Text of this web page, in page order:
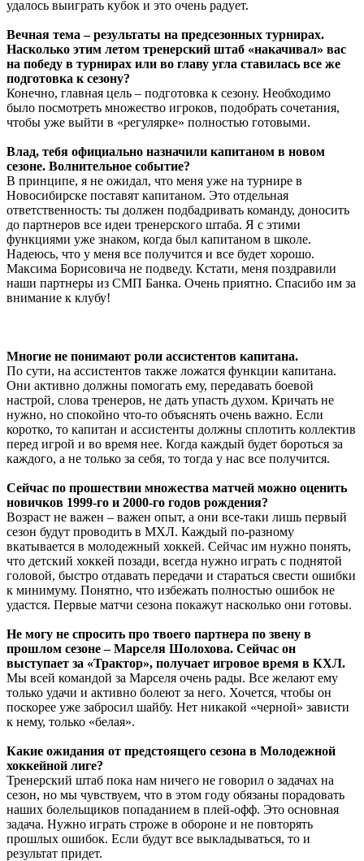
удалось выиграть кубок и это очень радует.
Вечная тема – результаты на предсезонных турнирах.
Насколько этим летом тренерский штаб «накачивал» вас
на победу в турнирах или во главу угла ставилась все же
подготовка к сезону?
Конечно, главная цель – подготовка к сезону. Необходимо
было посмотреть множество игроков, подобрать сочетания,
чтобы уже выйти в «регулярке» полностью готовыми.
Влад, тебя официально назначили капитаном в новом
сезоне. Волнительное событие?
В принципе, я не ожидал, что меня уже на турнире в
Новосибирске поставят капитаном. Это отдельная
ответственность: ты должен подбадривать команду, доносить
до партнеров все идеи тренерского штаба. Я с этими
функциями уже знаком, когда был капитаном в школе.
Надеюсь, что у меня все получится и все будет хорошо.
Максима Борисовича не подведу. Кстати, меня поздравили
наши партнеры из СМП Банка. Очень приятно. Спасибо им за
внимание к клубу!
Многие не понимают роли ассистентов капитана.
По сути, на ассистентов также ложатся функции капитана.
Они активно должны помогать ему, передавать боевой
настрой, слова тренеров, не дать упасть духом. Кричать не
нужно, но спокойно что-то объяснять очень важно. Если
коротко, то капитан и ассистенты должны сплотить коллектив
перед игрой и во время нее. Когда каждый будет бороться за
каждого, а не только за себя, то тогда у нас все получится.
Сейчас по прошествии множества матчей можно оценить
новичков 1999-го и 2000-го годов рождения?
Возраст не важен – важен опыт, а они все-таки лишь первый
сезон будут проводить в МХЛ. Каждый по-разному
вкатывается в молодежный хоккей. Сейчас им нужно понять,
что детский хоккей позади, всегда нужно играть с поднятой
головой, быстро отдавать передачи и стараться свести ошибки
к минимуму. Понятно, что избежать полностью ошибок не
удастся. Первые матчи сезона покажут насколько они готовы.
Не могу не спросить про твоего партнера по звену в
прошлом сезоне – Марселя Шолохова. Сейчас он
выступает за «Трактор», получает игровое время в КХЛ.
Мы всей командой за Марселя очень рады. Все желают ему
только удачи и активно болеют за него. Хочется, чтобы он
поскорее уже забросил шайбу. Нет никакой «черной» зависти
к нему, только «белая».
Какие ожидания от предстоящего сезона в Молодежной
хоккейной лиге?
Тренерский штаб пока нам ничего не говорил о задачах на
сезон, но мы чувствуем, что в этом году обязаны порадовать
наших болельщиков попаданием в плей-офф. Это основная
задача. Нужно играть строже в обороне и не повторять
прошлых ошибок. Если будут все выкладываться, то и
результат придет.